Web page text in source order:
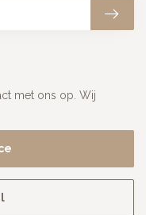
met ons op. Wij